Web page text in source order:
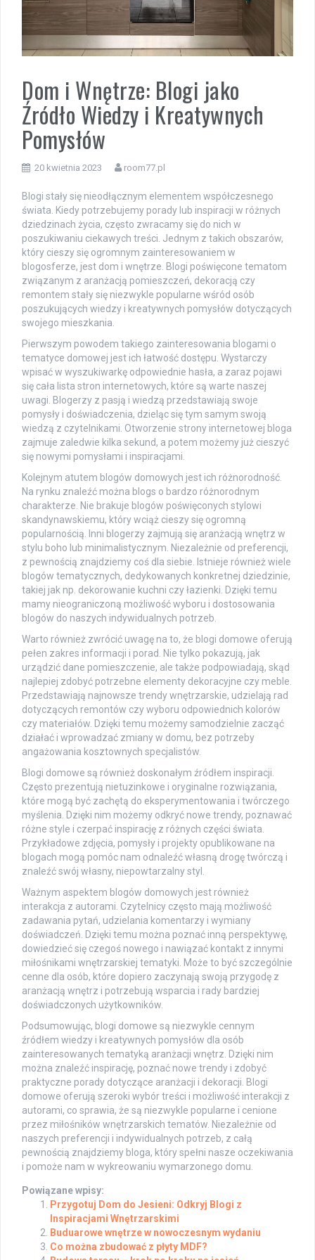
Dom i Wnętrze: Blogi jako
Źródło Wiedzy i Kreatywnych
Pomysłów
20 kwietnia 2023 room77.pl
Blogi stały się nieodłącznym elementem współczesnego
świata. Kiedy potrzebujemy porady lub inspiracji w różnych
dziedzinach życia, często zwracamy się do nich w
poszukiwaniu ciekawych treści. Jednym z takich obszarów,
który cieszy się ogromnym zainteresowaniem w
blogosferze, jest dom i wnętrze. Blogi poświęcone tematom
związanym z aranżacją pomieszczeń, dekoracją czy
remontem stały się niezwykle popularne wśród osób
poszukujących wiedzy i kreatywnych pomysłów dotyczących
swojego mieszkania.
Pierwszym powodem takiego zainteresowania blogami o
tematyce domowej jest ich łatwość dostępu. Wystarczy
wpisać w wyszukiwarkę odpowiednie hasła, a zaraz pojawi
się cała lista stron internetowych, które są warte naszej
uwagi. Blogerzy z pasją i wiedzą przedstawiają swoje
pomysły i doświadczenia, dzieląc się tym samym swoją
wiedzą z czytelnikami. Otworzenie strony internetowej bloga
zajmuje zaledwie kilka sekund, a potem możemy już cieszyć
się nowymi pomysłami i inspiracjami.
Kolejnym atutem blogów domowych jest ich różnorodność.
Na rynku znaleźć można blogs o bardzo różnorodnym
charakterze. Nie brakuje blogów poświęconych stylowi
skandynawskiemu, który wciąż cieszy się ogromną
popularnością. Inni blogerzy zajmują się aranżacją wnętrz w
stylu boho lub minimalistycznym. Niezależnie od preferencji,
z pewnością znajdziemy coś dla siebie. Istnieje również wiele
blogów tematycznych, dedykowanych konkretnej dziedzinie,
takiej jak np. dekorowanie kuchni czy łazienki. Dzięki temu
mamy nieograniczoną możliwość wyboru i dostosowania
blogów do naszych indywidualnych potrzeb.
Warto również zwrócić uwagę na to, że blogi domowe oferują
pełen zakres informacji i porad. Nie tylko pokazują, jak
urządzić dane pomieszczenie, ale także podpowiadają, skąd
najlepiej zdobyć potrzebne elementy dekoracyjne czy meble.
Przedstawiają najnowsze trendy wnętrzarskie, udzielają rad
dotyczących remontów czy wyboru odpowiednich kolorów
czy materiałów. Dzięki temu możemy samodzielnie zacząć
działać i wprowadzać zmiany w domu, bez potrzeby
angażowania kosztownych specjalistów.
Blogi domowe są również doskonałym źródłem inspiracji.
Często prezentują nietuzinkowe i oryginalne rozwiązania,
które mogą być zachętą do eksperymentowania i twórczego
myślenia. Dzięki nim możemy odkryć nowe trendy, poznawać
różne style i czerpać inspirację z różnych części świata.
Przykładowe zdjęcia, pomysły i projekty opublikowane na
blogach mogą pomóc nam odnaleźć własną drogę twórczą i
znaleźć swój własny, niepowtarzalny styl.
Ważnym aspektem blogów domowych jest również
interakcja z autorami. Czytelnicy często mają możliwość
zadawania pytań, udzielania komentarzy i wymiany
doświadczeń. Dzięki temu można poznać inną perspektywę,
dowiedzieć się czegoś nowego i nawiązać kontakt z innymi
miłośnikami wnętrzarskiej tematyki. Może to być szczególnie
cenne dla osób, które dopiero zaczynają swoją przygodę z
aranżacją wnętrz i potrzebują wsparcia i rady bardziej
doświadczonych użytkowników.
Podsumowując, blogi domowe są niezwykle cennym
źródłem wiedzy i kreatywnych pomysłów dla osób
zainteresowanych tematyką aranżacji wnętrz. Dzięki nim
można znaleźć inspirację, poznać nowe trendy i zdobyć
praktyczne porady dotyczące aranżacji i dekoracji. Blogi
domowe oferują szeroki wybór treści i możliwość interakcji z
autorami, co sprawia, że są niezwykle popularne i cenione
przez miłośników wnętrzarskich tematów. Niezależnie od
naszych preferencji i indywidualnych potrzeb, z całą
pewnością znajdziemy bloga, który spełni nasze oczekiwania
i pomoże nam w wykreowaniu wymarzonego domu.
Powiązane wpisy:
Przygotuj Dom do Jesieni: Odkryj Blogi z
Inspiracjami Wnętrzarskimi
Buduarowe wnętrze w nowoczesnym wydaniu
Co można zbudować z płyty MDF?